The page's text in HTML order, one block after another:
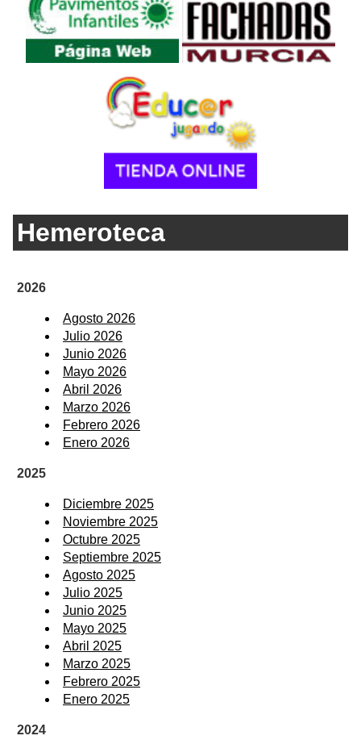
Hemeroteca
2026
Agosto 2026
Julio 2026
Junio 2026
Mayo 2026
Abril 2026
Marzo 2026
Febrero 2026
Enero 2026
2025
Diciembre 2025
Noviembre 2025
Octubre 2025
Septiembre 2025
Agosto 2025
Julio 2025
Junio 2025
Mayo 2025
Abril 2025
Marzo 2025
Febrero 2025
Enero 2025
2024